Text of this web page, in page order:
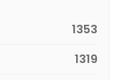
1353
1319